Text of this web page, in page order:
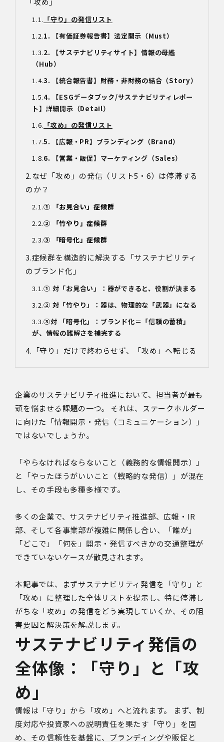
「守り」の発信リスト
1. 【有価証券報告書】法定開示（Must）
2. 【サステナビリティサイト】情報の母艦
（Hub）
3. 【統合報告書】財務・非財務の結合（Story）
4. 【ESGデータブック/サステナビリティレポー
ト】詳細開示（Detail）
「攻め」の発信リスト
5. 【広報・PR】ブランディング（Brand）
6. 【営業・販促】マーケティング（Sales）
なぜ「攻め」の発信（リスト5・6）は停滞する
のか？
① 「お見合い」症候群
② 「竹やり」症候群
③ 「暗号化」症候群
症候群を構造的に解決する「サステナビリティ
のブランド化」
① 対「お見合い」：器ができると、役割が決まる
② 対「竹やり」：器は、物理的な「武器」になる
③対 「暗号化」：ブランド化＝「信頼の蓄積」
が、情報の難解さを補完する
「守り」だけで終わらせず、「攻め」へ転じる
企業のサステナビリティ推進において、担当者が最も
頭を悩ませる課題の一つ。 それは、ステークホルダー
に向けた「情報開示・発信（コミュニケーション）」
ではないでしょうか。
「やらなければならないこと（義務的な情報開示）」
と「やったほうがいいこと（戦略的な発信）」が混在
し、その手段も多種多様です。
多くの企業で、サステナビリティ推進部、広報・IR
部、そして各事業部が複雑に関係し合い、「誰が」
「どこで」「何を」開示・発信すべきかの交通整理が
できていないケースが散見されます。
本記事では、まずサステナビリティ発信を「守り」と
「攻め」に整理した全体リストを提示し、特に停滞し
がちな「攻め」の発信をどう実現していくか、その阻
害要因と解決策を解説します。
サステナビリティ発信の
全体像：「守り」と「攻
め」
情報は「守り」から「攻め」へと流れます。 まず、制
度対応や投資家への説明責任を果たす「守り」を固
め、その信頼性を基盤に、ブランディングや販促と